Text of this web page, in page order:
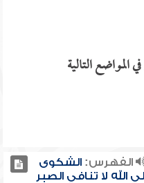
التالية
الفهرس:الشكوى
الله لا تنافي الصبر